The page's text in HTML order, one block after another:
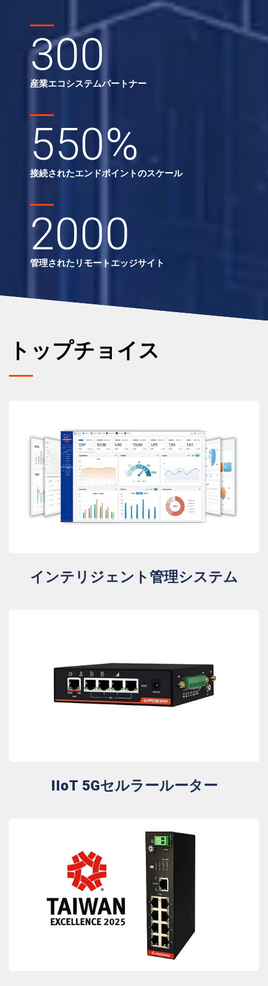
300
産業エコシステムパートナー
550%
接続されたエンドポイントのスケール
2000
管理されたリモートエッジサイト
トップチョイス
インテリジェント管理システム
IIoT 5Gセルラールーター